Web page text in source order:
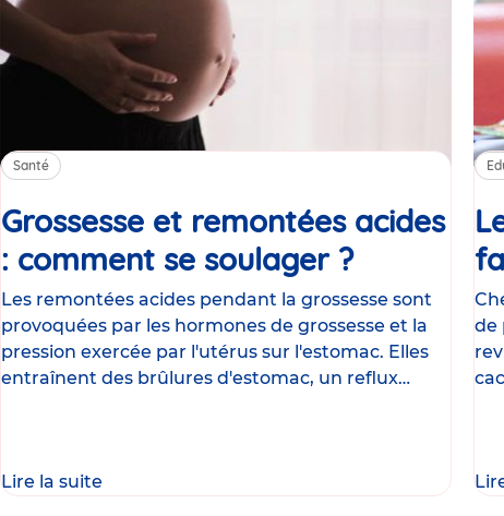
Santé
Grossesse et remontées acides
: comment se soulager ?Article
Les remontées acides pendant la grossesse sont
provoquées par les hormones de grossesse et la
pression exercée par l'utérus sur l'estomac. Elles
entraînent des brûlures d'estomac, un reflux
Lire la suite
de